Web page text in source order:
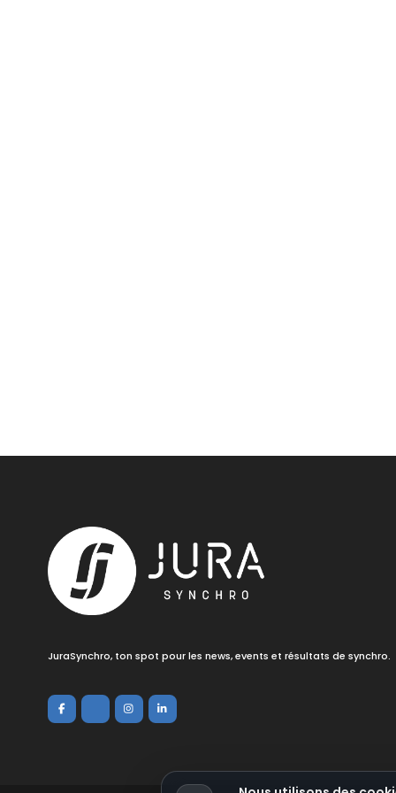
JuraSynchro, ton spot pour les news, events et résultats de synchro.